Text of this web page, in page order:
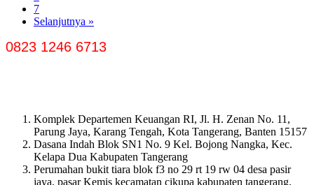
7
Selanjutnya »
0823 1246 6713
Komplek Departemen Keuangan RI, Jl. H. Zenan No. 11,
Parung Jaya, Karang Tengah, Kota Tangerang, Banten 15157
Dasana Indah Blok SN1 No. 9 Kel. Bojong Nangka, Kec.
Kelapa Dua Kabupaten Tangerang
Perumahan bukit tiara blok f3 no 29 rt 19 rw 04 desa pasir
jaya, pasar Kemis kecamatan cikupa kabupaten tangerang.